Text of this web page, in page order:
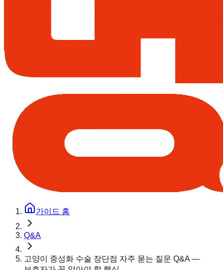
가이드 홈
Q&A
고양이 중성화 수술 장단점 자주 묻는 질문 Q&A —